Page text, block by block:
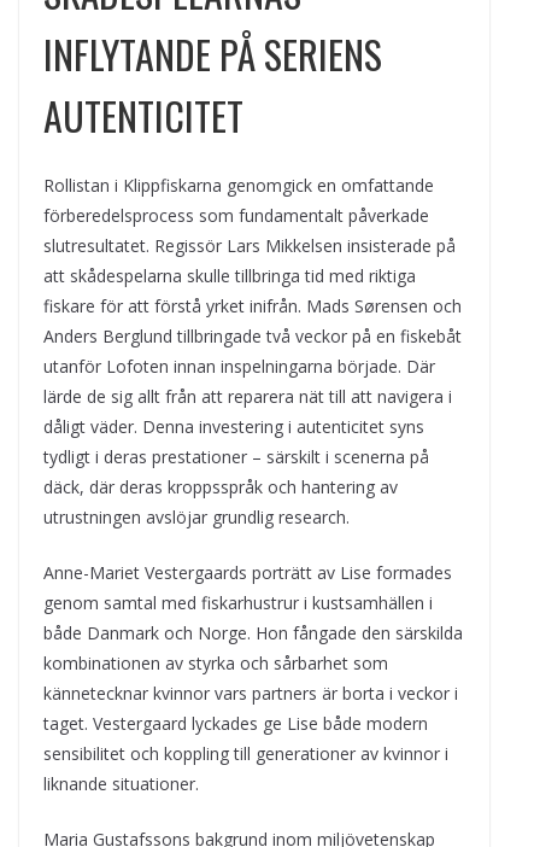
INFLYTANDE PÅ SERIENS
AUTENTICITET
Rollistan i Klippfiskarna genomgick en omfattande
förberedelsprocess som fundamentalt påverkade
slutresultatet. Regissör Lars Mikkelsen insisterade på
att skådespelarna skulle tillbringa tid med riktiga
fiskare för att förstå yrket inifrån. Mads Sørensen och
Anders Berglund tillbringade två veckor på en fiskebåt
utanför Lofoten innan inspelningarna började. Där
lärde de sig allt från att reparera nät till att navigera i
dåligt väder. Denna investering i autenticitet syns
tydligt i deras prestationer – särskilt i scenerna på
däck, där deras kroppsspråk och hantering av
utrustningen avslöjar grundlig research.
Anne-Mariet Vestergaards porträtt av Lise formades
genom samtal med fiskarhustrur i kustsamhällen i
både Danmark och Norge. Hon fångade den särskilda
kombinationen av styrka och sårbarhet som
kännetecknar kvinnor vars partners är borta i veckor i
taget. Vestergaard lyckades ge Lise både modern
sensibilitet och koppling till generationer av kvinnor i
liknande situationer.
Maria Gustafssons bakgrund inom miljövetenskap